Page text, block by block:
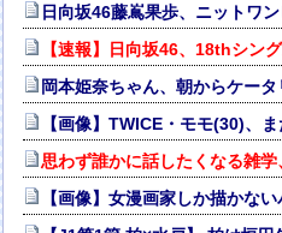
日向坂46藤嶌果歩、ニットワ
【速報】日向坂46、18thシン
岡本姫奈ちゃん、朝からケー
【画像】TWICE・モモ(30)、
思わず誰かに話したくなる雑学
【画像】女漫画家しか描か